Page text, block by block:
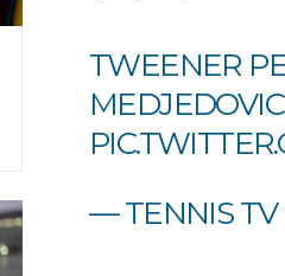
TWEENER
MEDJEDOVIC
— TENNIS TV